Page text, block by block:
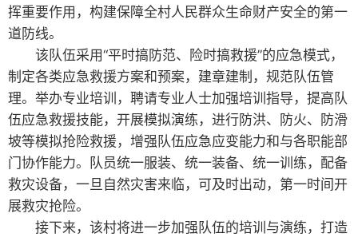
挥重要作用，构建保障全村人民群众生命财产安全的第一
道防线。
该队伍采用“平时搞防范、险时搞救援”的应急模式，
制定各类应急救援方案和预案，建章建制，规范队伍管
理。举办专业培训，聘请专业人士加强培训指导，提高队
伍应急救援技能，开展模拟演练，进行防洪、防火、防滑
坡等模拟抢险救援，增强队伍应急应变能力和与各职能部
门协作能力。队员统一服装、统一装备、统一训练，配备
救灾设备，一旦自然灾害来临，可及时出动，第一时间开
展救灾抢险。
接下来，该村将进一步加强队伍的培训与演练，打造